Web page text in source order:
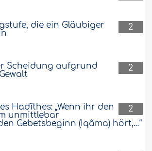
2
die ein Gläubiger
2
Scheidung aufgrund
2
Hadîthes: „Wenn ihr den
unmittlebar
Gebetsbeginn (Iqâma) hört,…“